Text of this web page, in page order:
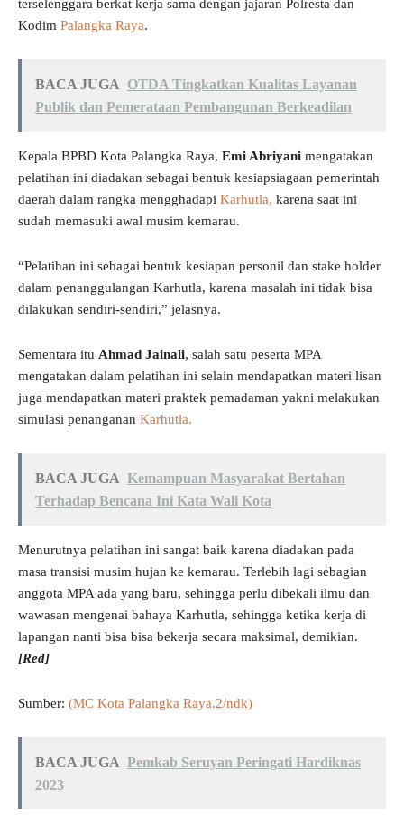
terselenggara berkat kerja sama dengan jajaran Polresta dan
Kodim Palangka Raya.
BACA JUGA OTDA Tingkatkan Kualitas Layanan
Publik dan Pemerataan Pembangunan Berkeadilan
Kepala BPBD Kota Palangka Raya, Emi Abriyani mengatakan
pelatihan ini diadakan sebagai bentuk kesiapsiagaan pemerintah
daerah dalam rangka mengghadapi Karhutla, karena saat ini
sudah memasuki awal musim kemarau.
“Pelatihan ini sebagai bentuk kesiapan personil dan stake holder
dalam penanggulangan Karhutla, karena masalah ini tidak bisa
dilakukan sendiri-sendiri,” jelasnya.
Sementara itu Ahmad Jainali, salah satu peserta MPA
mengatakan dalam pelatihan ini selain mendapatkan materi lisan
juga mendapatkan materi praktek pemadaman yakni melakukan
simulasi penanganan Karhutla.
BACA JUGA Kemampuan Masyarakat Bertahan
Terhadap Bencana Ini Kata Wali Kota
Menurutnya pelatihan ini sangat baik karena diadakan pada
masa transisi musim hujan ke kemarau. Terlebih lagi sebagian
anggota MPA ada yang baru, sehingga perlu dibekali ilmu dan
wawasan mengenai bahaya Karhutla, sehingga ketika kerja di
lapangan nanti bisa bisa bekerja secara maksimal, demikian.
[Red]
Sumber: (MC Kota Palangka Raya.2/ndk)
BACA JUGA Pemkab Seruyan Peringati Hardiknas
2023